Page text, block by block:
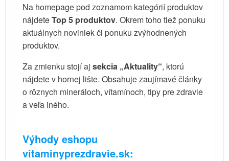
Na homepage pod zoznamom kategórií produktov
nájdeteTop 5 produktov. Okrem toho tiež ponuku
aktuálnych noviniek či ponuku zvýhodnených
produktov.
Za zmienku stojí aj sekcia „Aktuality“, ktorú
nájdete v hornej lište. Obsahuje zaujímavé články
o rôznych mineráloch, vítamínoch, tipy pre zdravie
a veľa iného.
Výhody eshopu
vitaminyprezdravie.sk: